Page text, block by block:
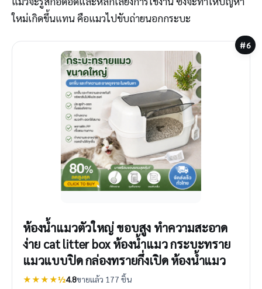
ใหม่เกิดขึ้นแทน คือแมวไปขับถ่ายนอกกระบะ
#6
ห้องน้ำแมวตัวใหญ่ ขอบสูง ทำความสะอาด
ง่าย cat litter box ห้องน้ำแมว กระบะทราย
แมวแบบปิด กล่องทรายกึ่งเปิด ห้องน้ำแมว
★★★★½4.8ขายแล้ว 177 ชิ้น